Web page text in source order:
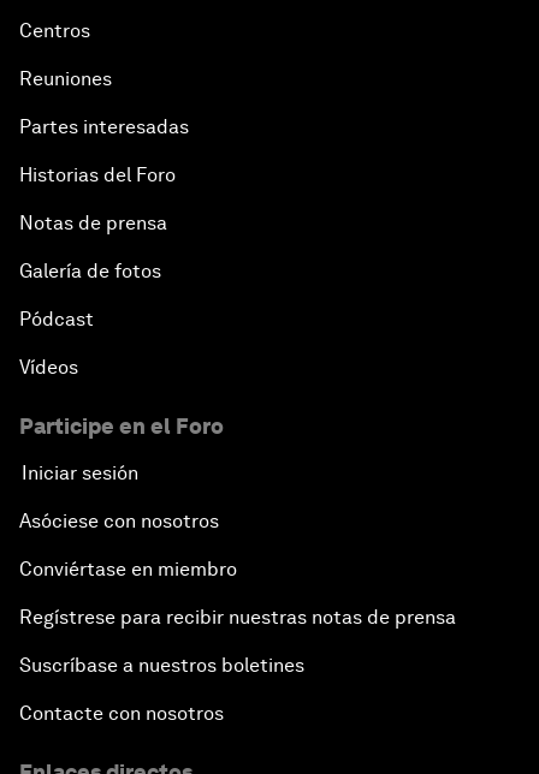
Centros
Reuniones
Partes interesadas
Historias del Foro
Notas de prensa
Galería de fotos
Pódcast
Vídeos
Participe en el Foro
Iniciar sesión
Asóciese con nosotros
Conviértase en miembro
Regístrese para recibir nuestras notas de prensa
Suscríbase a nuestros boletines
Contacte con nosotros